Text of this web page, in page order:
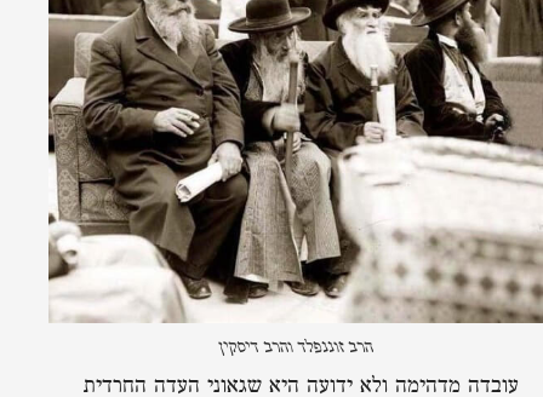
הרב זוננפלד והרב דיסקין
עובדה מדהימה ולא ידועה היא שגאוני העדה החרדית